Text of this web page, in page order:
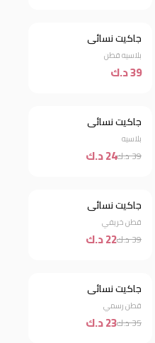
جديد
جاكيت نسائي
بلاسيه قطن
39 د.ك
خصم 38%
جاكيت نسائي
بلاسيه
39 د.ك 24 د.ك
خصم 44%
جاكيت نسائي
قطن خريفي
39 د.ك 22 د.ك
خصم 34%
جاكيت نسائي
قطن رسمي
35 د.ك 23 د.ك